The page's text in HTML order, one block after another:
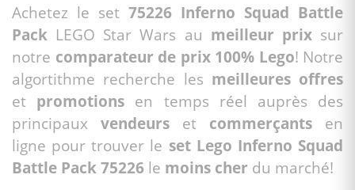
Achetez le set 75226 Inferno Squad Battle
Pack LEGO Star Wars au meilleur prixsur
notre comparateur de prix 100% Lego! Notre
algortithme recherche les meilleures offres
et promotions en temps réel auprès des
principaux vendeurs et commerçants en
ligne pour trouver le set Lego Inferno Squad
Battle Pack 75226 le moins cher du marché!